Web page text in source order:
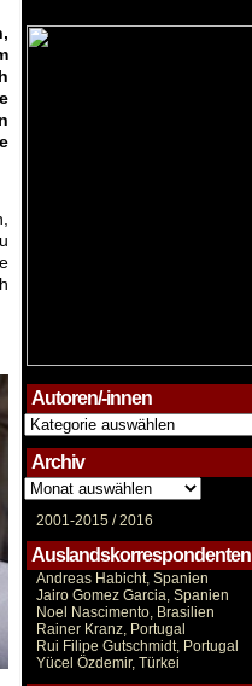
Autoren/-innen
Autoren/-
innen
Archiv
Archiv
2001-2015 /2016
Auslandskorrespondenten
Andreas Habicht, Spanien
Jairo Gomez Garcia, Spanien
Noel Nascimento, Brasilien
Rainer Kranz, Portugal
Rui Filipe Gutschmidt, Portugal
Yücel Özdemir, Türkei